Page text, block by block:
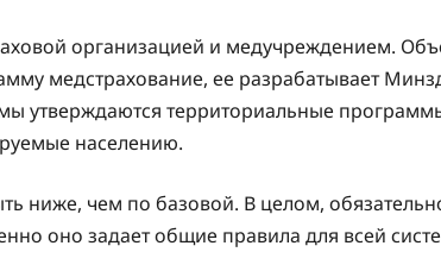
организацией и медучреждением.
медстрахование, ее разрабатывает
утверждаются территориальные
населению.
ниже, чем по базовой. В целом,
оно задает общие правила для всей